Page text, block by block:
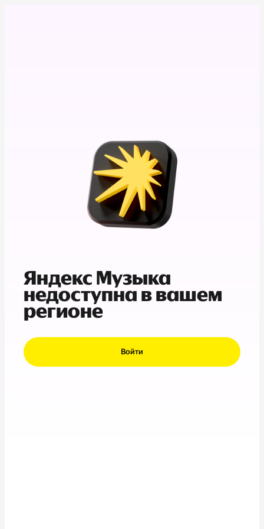
Яндекс Музыка
недоступна в вашем
регионе
Войти